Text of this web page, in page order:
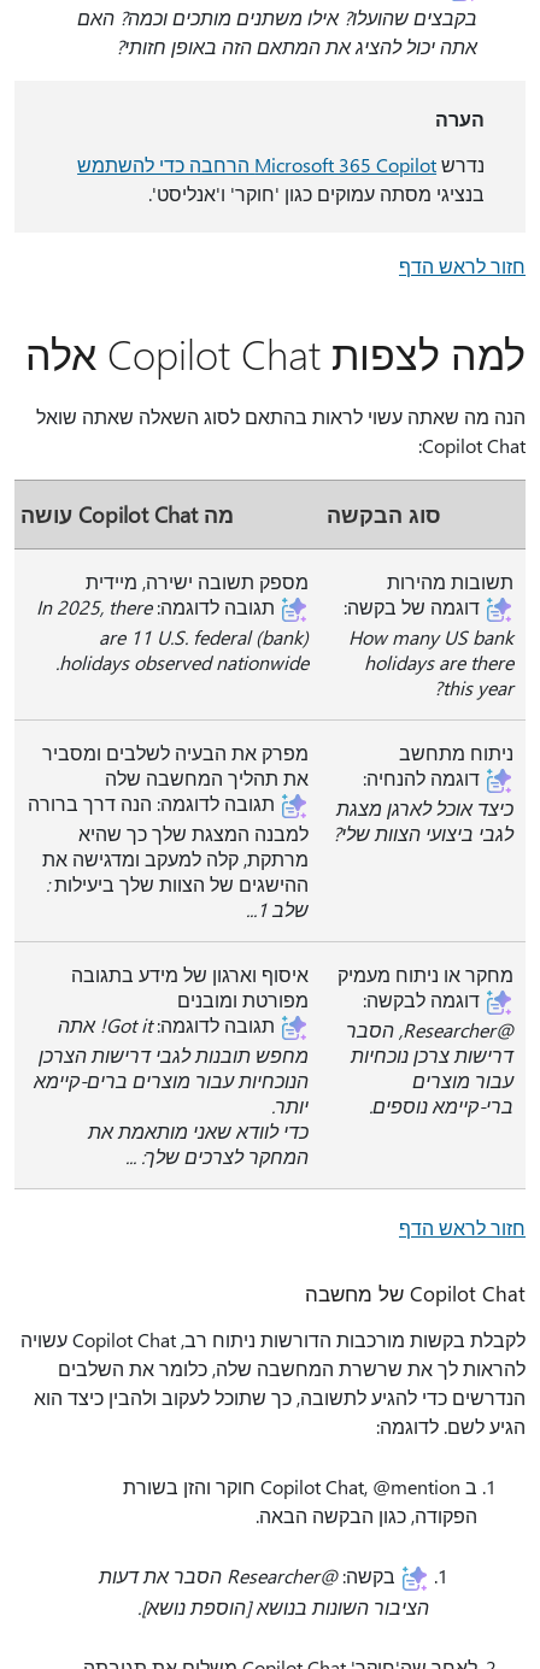
בקבצים שהועלו? אילו משתנים מותכים וכמה? האם
אתה יכול להציג את המתאם הזה באופן חזותי?
הערה
נדרשMicrosoft 365 Copilot הרחבה כדי להשתמש
בנציגי מסתה עמוקים כגון 'חוקר' ו'אנליסט'.
חזור לראש הדף
למה לצפות Copilot Chat אלה
הנה מה שאתה עשוי לראות בהתאם לסוג השאלה שאתה שואל
Copilot Chat:
סוג הבקשה מה Copilot Chat עושה
תשובות מהירות
דוגמה של בקשה:
How many US bank
holidays are there
this year?
מספק תשובה ישירה, מיידית
תגובה לדוגמה:In 2025, there
are 11 U.S. federal (bank)
holidays observed nationwide.
ניתוח מתחשב
דוגמה להנחיה:
כיצד אוכל לארגן מצגת
לגבי ביצועי הצוות שלי?
מפרק את הבעיה לשלבים ומסביר
את תהליך המחשבה שלה
תגובה לדוגמה: הנה דרך ברורה
למבנה המצגת שלך כך שהיא
מרתקת, קלה למעקב ומדגישה את
ההישגים של הצוות שלך ביעילות:
שלב 1...
מחקר או ניתוח מעמיק
דוגמה לבקשה:
@Researcher, הסבר
דרישות צרכן נוכחיות
עבור מוצרים
ברי-קיימא נוספים.
איסוף וארגון של מידע בתגובה
מפורטת ומובנים
תגובה לדוגמה:
Got it! אתה
מחפש תובנות לגבי דרישות הצרכן
הנוכחיות עבור מוצרים ברים-קיימא
יותר.
כדי לוודא שאני מותאמת את
המחקר לצרכים שלך: ...
חזור לראש הדף
Copilot Chat של מחשבה
לקבלת בקשות מורכבות הדורשות ניתוח רב, Copilot Chat עשויה
להראות לך את שרשרת המחשבה שלה, כלומר את השלבים
הנדרשים כדי להגיע לתשובה, כך שתוכל לעקוב ולהבין כיצד הוא
הגיע לשם. לדוגמה:
ב Copilot Chat, @mention חוקר והזן בשורת
הפקודה, כגון הבקשה הבאה.
בקשה:
@Researcher הסבר את דעות
הציבור השונות בנושא [הוספת נושא].